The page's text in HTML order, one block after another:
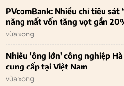
PVcomBank: Nhiều chỉ tiêu sát
năng mất vốn tăng vọt gần
vừa xong
Nhiều 'ông lớn' công nghiệp
cung cấp tại Việt Nam
vừa xong